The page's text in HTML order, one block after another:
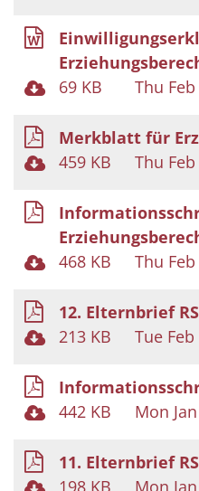
69 KB
Thu
Merkblatt für
459 KB
Thu
468 KB
Thu
12. Elternbrief
213 KB
Tue Feb
442 KB
Mon
11. Elternbrief
198 KB
Mon